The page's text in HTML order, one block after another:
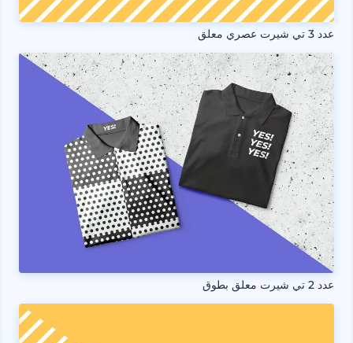
عدد 3 تي شيرت عصري معلق
عدد 2 تي شيرت معلق بطوق